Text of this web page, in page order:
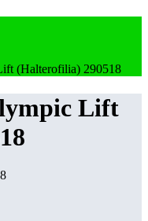
(Halterofilia) 290518
Lift